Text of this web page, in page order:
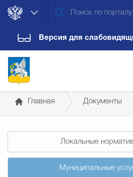
Версия для
Дума
Главная Документы
Локальные
Муниципальные